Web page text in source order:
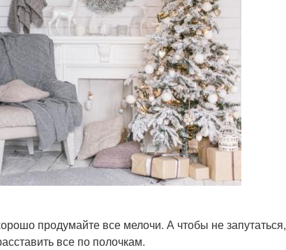
продумайте все мелочи. А чтобы не запутаться,
все по полочкам.